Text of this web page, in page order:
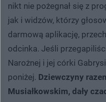
nikt nie pożegnał się z
jak i widzów, którzy
darmową aplikację,
odcinka. Jeśli
Narożnej i jej córki
poniżej. Dziewczyny
Musiałkowskim, dały